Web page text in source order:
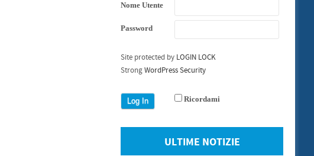
Nome Utente
Password
Site protected by LOGIN LOCK
StrongWordPress Security
Ricordami
ULTIME NOTIZIE